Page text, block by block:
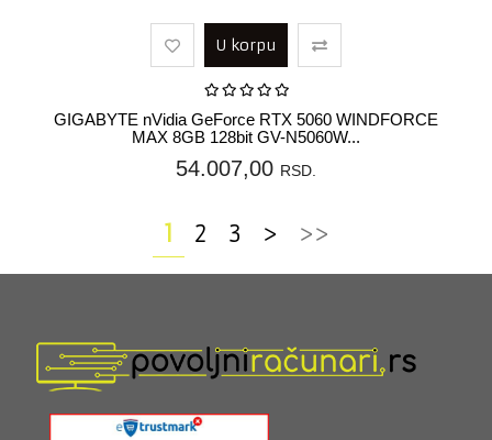
U korpu
GIGABYTE nVidia GeForce RTX 5060 WINDFORCE
MAX 8GB 128bit GV-N5060W...
54.007,00 RSD.
1 2 3 > >>